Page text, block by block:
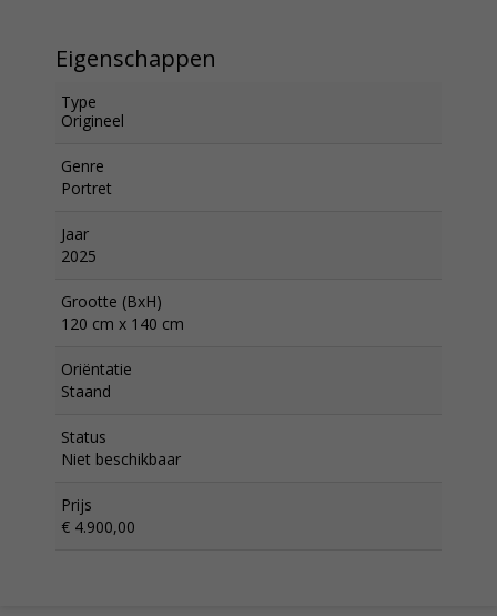
Eigenschappen
Type
Origineel
Genre
Portret
Jaar
2025
Grootte (BxH)
120 cm x 140 cm
Oriëntatie
Staand
Status
Niet beschikbaar
Prijs
€ 4.900,00